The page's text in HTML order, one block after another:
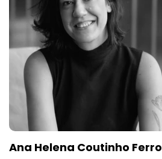
Ana Helena Coutinho Ferro